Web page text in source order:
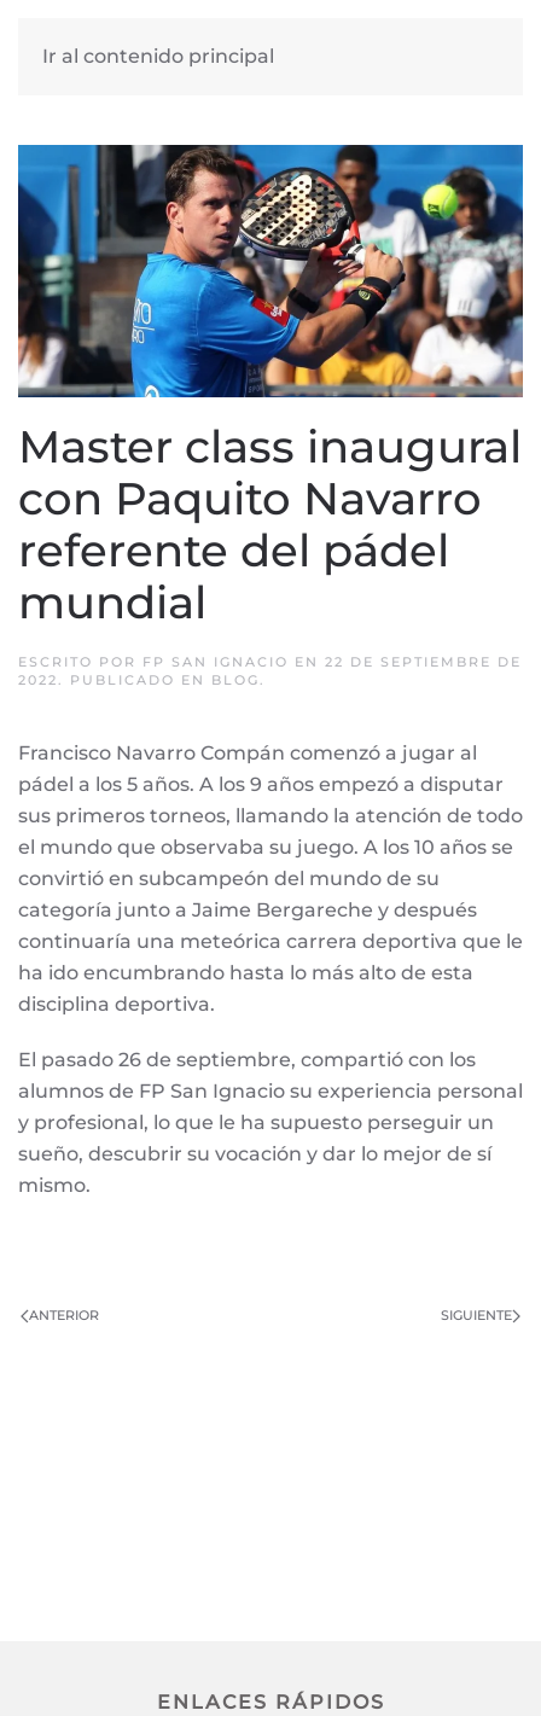
Ir al contenido principal
Master class inaugural
con Paquito Navarro
referente del pádel
mundial
ESCRITO POR FP SAN IGNACIO EN 22 DE SEPTIEMBRE DE
2022. PUBLICADO EN BLOG.
Francisco Navarro Compán comenzó a jugar al
pádel a los 5 años. A los 9 años empezó a disputar
sus primeros torneos, llamando la atención de todo
el mundo que observaba su juego. A los 10 años se
convirtió en subcampeón del mundo de su
categoría junto a Jaime Bergareche y después
continuaría una meteórica carrera deportiva que le
ha ido encumbrando hasta lo más alto de esta
disciplina deportiva.
El pasado 26 de septiembre, compartió con los
alumnos de FP San Ignacio su experiencia personal
y profesional, lo que le ha supuesto perseguir un
sueño, descubrir su vocación y dar lo mejor de sí
mismo.
ANTERIOR SIGUIENTE
ENLACES RÁPIDOS